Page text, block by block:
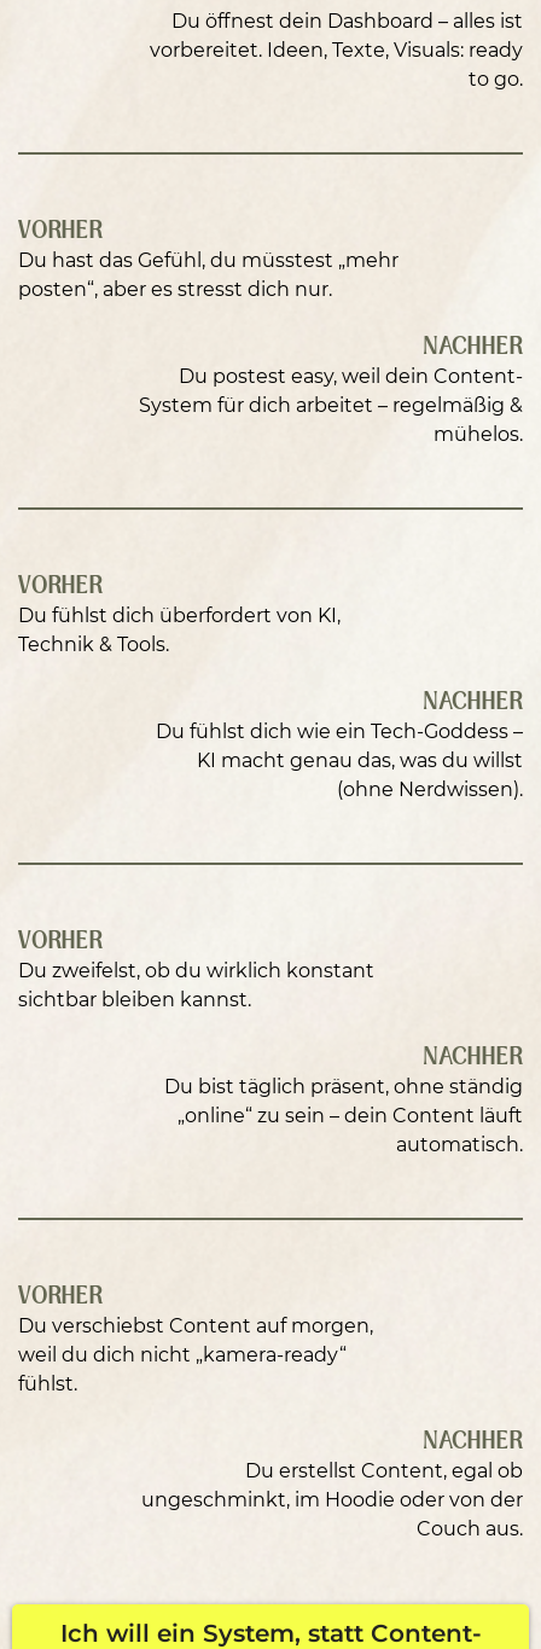
Du öffnest dein Dashboard – alles ist
vorbereitet. Ideen, Texte, Visuals: ready
to go.
VORHER
Du hast das Gefühl, du müsstest „mehr
posten“, aber es stresst dich nur.
NACHHER
Du postest easy, weil dein Content-
System für dich arbeitet – regelmäßig &
mühelos.
VORHER
Du fühlst dich überfordert von KI,
Technik & Tools.
NACHHER
Du fühlst dich wie ein Tech-Goddess –
KI macht genau das, was du willst
(ohne Nerdwissen).
VORHER
Du zweifelst, ob du wirklich konstant
sichtbar bleiben kannst.
NACHHER
Du bist täglich präsent, ohne ständig
„online“ zu sein – dein Content läuft
automatisch.
VORHER
Du verschiebst Content auf morgen,
weil du dich nicht „kamera-ready“
fühlst.
NACHHER
Du erstellst Content, egal ob
ungeschminkt, im Hoodie oder von der
Couch aus.
Ich will ein System, statt Content-